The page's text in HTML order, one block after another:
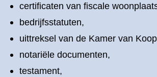
certificaten van fiscale
bedrijfsstatuten,
uittreksel van de Kamer van
notariële documenten,
testament,